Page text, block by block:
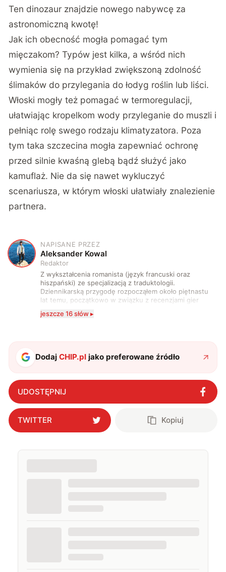
Ten dinozaur znajdzie nowego nabywcę za
astronomiczną kwotę!
Jak ich obecność mogła pomagać tym
mięczakom? Typów jest kilka, a wśród nich
wymienia się na przykład zwiększoną zdolność
ślimaków do przylegania do łodyg roślin lub liści.
Włoski mogły też pomagać w termoregulacji,
ułatwiając kropelkom wody przyleganie do muszli i
pełniąc rolę swego rodzaju klimatyzatora. Poza
tym taka szczecina mogła zapewniać ochronę
przed silnie kwaśną glebą bądź służyć jako
kamuflaż. Nie da się nawet wykluczyć
scenariusza, w którym włoski ułatwiały znalezienie
partnera.
A
NAPISANE PRZEZ
Aleksander Kowal
Redaktor
Z wykształcenia romanista (język francuski oraz
hiszpański) ze specjalizacją z traduktologii.
Dziennikarską przygodę rozpocząłem około piętnastu
lat temu, początkowo w związku z recenzjami gier
zdecydowanie częściej na tematy związane z nauką
także uprawiać oraz oglądać sport.
jeszcze 16 słów ▸
DodajCHIP.pl jako preferowane źródło
UDOSTĘPNIJ
TWITTER Kopiuj